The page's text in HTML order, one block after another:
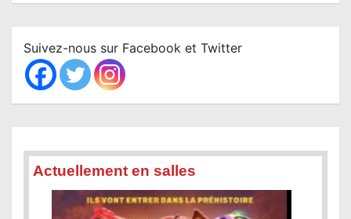
a
c
h
Suivez-nous sur Facebook et Twitter
Actuellement en salles